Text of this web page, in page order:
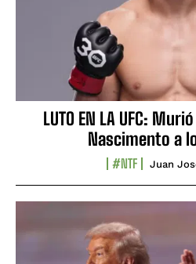
LUTO EN LA UFC:
Nascimento a
#NTF Juan